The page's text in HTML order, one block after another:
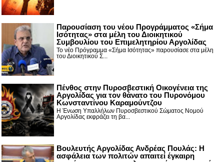
Παρουσίαση του νέου Προγράμματος «Σήμα
Ισότητας» στα μέλη του Διοικητικού
Συμβουλίου του Επιμελητηρίου Αργολίδας
Το νέο Πρόγραμμα «Σήμα Ισότητας» παρουσίασε στα μέλη
του Διοικητικού Σ...
Πένθος στην Πυροσβεστική Οικογένεια της
Αργολίδας για τον θάνατο του Πυρονόμου
Κωνσταντίνου Καραμούντζου
Η Ένωση Υπαλλήλων Πυροσβεστικού Σώματος Νομού
Αργολίδας εκφράζει τη βα...
Βουλευτής Αργολίδας Ανδρέας Πουλάς: Η
ασφάλεια των πολιτών απαιτεί έγκαιρη